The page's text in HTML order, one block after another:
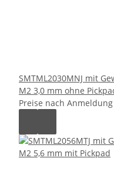
SMTML2030MNJ mit
M2 3,0 mm ohne
Preise nach